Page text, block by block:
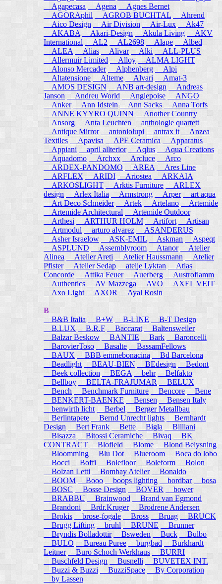
Agapecasa
Agena
Agnes Bernet
AGORAphil
AGROB BUCHTAL
Ahrend
Aico Design
Air Division Air-Lux
Ak47
AKABA
Akari-Design Akula Living
AKV
International
AL2 AL2698 Alape
Albed
ALEA
Alias Alivar Alki
ALL-PLUS
Allermuir Limited
Alloy
ALMA LIGHT
Alonso Mercader
Alphenberg
Alpi
Altatensione
Alteme Alvari
Amat-3
AMOS DESIGN
ANB art-design
Andreas
Janson
Andreu World Anglepoise
ANGO
Anker
Ann Idstein Ann Sacks
Anna Torfs
ANNE KYYRO QUINN
Another Country
Ansorg
Anta Leuchten
anthologie quartett
Antique Mirror
antoniolupi antrax it
Anzea
Textiles
Apavisa APE Ceramica
Apparatus
Appiani
april allterior Aqlus Aqua Creations
Aquadomo
Archxx Arcluce
Arco
ARDEX-PANDOMO
AREA
Ares Line
ARFLEX
ARIDI Ariostea
ARKAIA
ARKOSLIGHT
Arktis Furniture
ARLEX
design
Arlex Italia Armstrong Arper
art aqua
Art Deco Schneider
Artek Artelano
Artemide
Artemide Architectural
Artemide Outdoor
Arthesi
ARTHUR HOLM Artifort
Artisan
Artmodul
arturo alvarez
ASANDERUS
Asher Israelow
ASK-EMIL Askman
Aspeqt
ASPLUND
Assemblyroom Atanor
Atelier
Alinea
Atelier Areti Atelier Haussmann
Atelier
Pfister
Atelier Sedap atelje Lyktan
Atlas
Concorde
Attika Feuer Auerberg
Austroflamm
Authentics
AV Mazzega AVO
AXEL VEIT
Axo Light
AXOR Ayal Rosin
B
B&B Italia
B+W B-LINE
B-T Design
B.LUX
B.R.F Baccarat
Baltensweiler
Balzar Beskow
BANTIE Bark
Baroncelli
BarovierToso
Basalte
BassamFellows
BAUX
BBB emmebonacina
Bd Barcelona
Beadlight
BEAU-BIEN BEdesign
Bedont
Beek collection
BEGA behr
Belfakto
Bellboy
BELTA-FRAJUMAR
BELUX
Bench
Benchmark Furniture Bencore
Bene
BENKERT-BAENKE
Bensen
Bensen Italy
benwirth licht
Berbel
Berger Metallbau
Berlintapete
Bernd Unrecht lights
Bernhardt
Design
Bert Frank Bette Bigla
Billiani
Bisazza
Bitossi Ceramiche Bivaq
BK
CONTRACT
Blofield Blome Blond Belysning
Bloomming
Blu Dot Blueroom
Boca do lobo
Bocci
Boffi Bolefloor Boleform
Bolon
Bolzan Letti
Bombay Atelier
Bonaldo
BOOM
Booo boops lighting bordbar
bosa
BOSC
Bosse Design BOVER
bower
BRABBU
Brainwood
Brand van Egmond
Brandoni
Brdr.Kruger
Brodrene Andersen
Brokis
brose-fogale Bross Bruag
BRUCK
Brugg Lifting
bruhl BRUNE
Brunner
Bryndis Bolladottir
Bsweden Buck
Bulbo
BULO
Bureau Puree burgbad
Burkhardt
Leitner
Buro Schoch Werkhaus
BURRI
Buschfeld Design
Busnelli
BUVETEX INT.
Buzzi & Buzzi
BuzziSpace By Corporation
by Lassen